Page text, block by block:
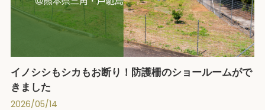
イノシシもシカもお断り！防護柵のショールームがで
きました
2026/05/14